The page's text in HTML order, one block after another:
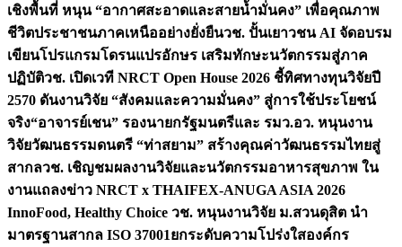
เชิงพื้นที่ หนุน “อากาศสะอาดและสายน้ำมั่นคง” เพื่อคุณภาพ
ชีวิตประชาชนภาคเหนืออย่างยั่งยืนวช. ปั้นเยาวชน AI จัดอบรม
เขียนโปรแกรมโดรนแปรอักษร เสริมทักษะนวัตกรรมสู่ภาค
ปฏิบัติวช. เปิดเวที NRCT Open House 2026 ชี้ทิศทางทุนวิจัยปี
2570 ดันงานวิจัย “สังคมและความมั่นคง” สู่การใช้ประโยชน์
จริง“อาจารย์เชน” รองนายกรัฐมนตรีและ รมว.อว. หนุนงาน
วิจัยวัฒนธรรมดนตรี “ท่าสยาม” สร้างคุณค่าวัฒนธรรมไทยสู่
สากลวช. เชิญชมผลงานวิจัยและนวัตกรรมอาหารสุขภาพ ใน
งานแถลงข่าว NRCT x THAIFEX-ANUGA ASIA 2026
InnoFood, Healthy Choice วช. หนุนงานวิจัย ม.สวนดุสิต นำ
มาตรฐานสากล ISO 37001ยกระดับความโปร่งใสองค์กร